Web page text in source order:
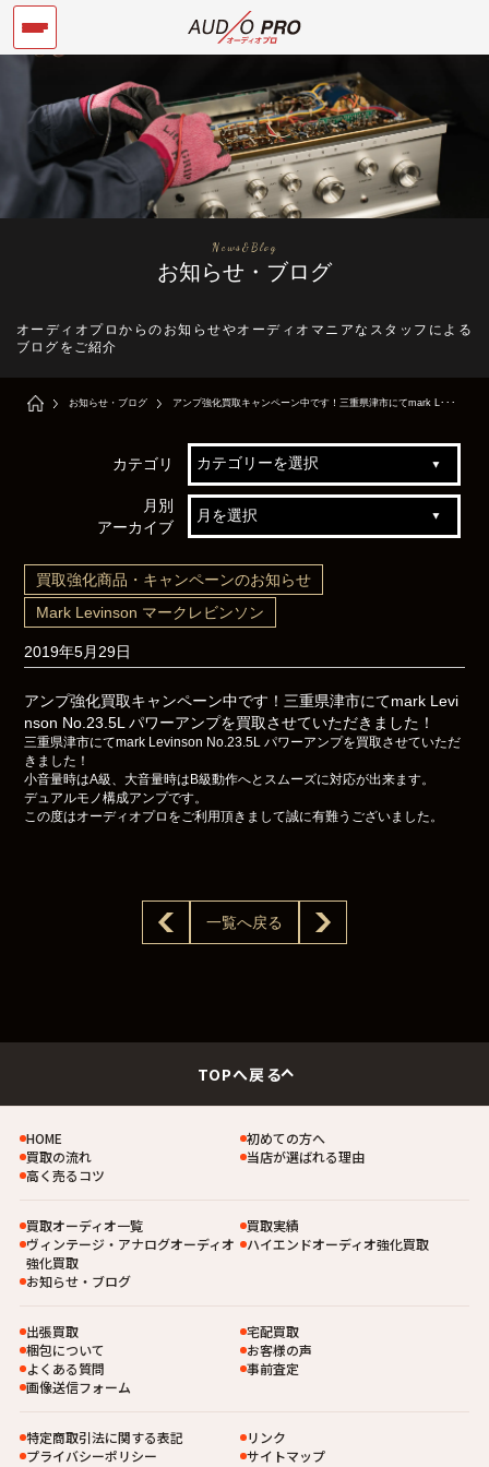
News&Blog
お知らせ・ブログ
オーディオプロからのお知らせやオーディオマニアなスタッフによる
ブログをご紹介
お知らせ・ブログ アンプ強化買取キャンペーン中です！三重県津市にてmark L･･･
カテゴリ
月別
アーカイブ
買取強化商品・キャンペーンのお知らせ
Mark Levinson マークレビンソン
2019年5月29日
アンプ強化買取キャンペーン中です！三重県津市にてmark Levi
nson No.23.5L パワーアンプを買取させていただきました！
三重県津市にてmark Levinson No.23.5L パワーアンプを買取させていただ
きました！
小音量時はA級、大音量時はB級動作へとスムーズに対応が出来ます。
デュアルモノ構成アンプです。
この度はオーディオプロをご利用頂きまして誠に有難うございました。
一覧へ戻る
TOPへ戻る
HOME
初めての方へ
買取の流れ
当店が選ばれる理由
高く売るコツ
買取オーディオ一覧
買取実績
ヴィンテージ・アナログオーディオ
強化買取
ハイエンドオーディオ強化買取
お知らせ・ブログ
出張買取
宅配買取
梱包について
お客様の声
よくある質問
事前査定
画像送信フォーム
特定商取引法に関する表記
リンク
プライバシーポリシー
サイトマップ